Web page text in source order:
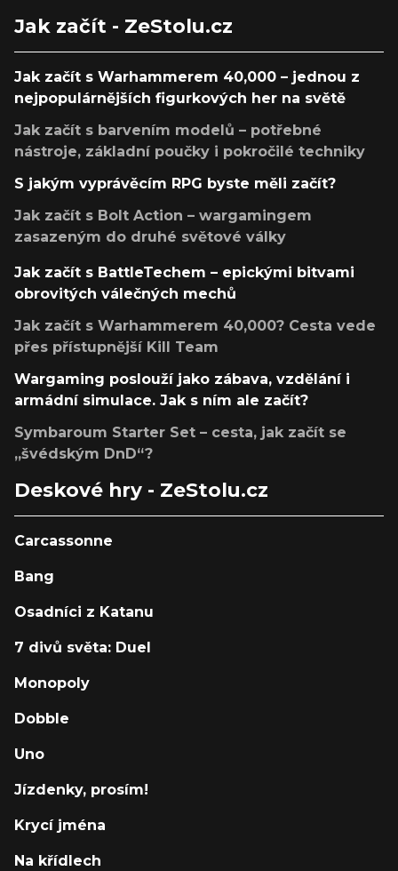
Jak začít - ZeStolu.cz
Jak začít s Warhammerem 40,000 – jednou z
nejpopulárnějších figurkových her na světě
Jak začít s barvením modelů – potřebné
nástroje, základní poučky i pokročilé techniky
S jakým vyprávěcím RPG byste měli začít?
Jak začít s Bolt Action – wargamingem
zasazeným do druhé světové války
Jak začít s BattleTechem – epickými bitvami
obrovitých válečných mechů
Jak začít s Warhammerem 40,000? Cesta vede
přes přístupnější Kill Team
Wargaming poslouží jako zábava, vzdělání i
armádní simulace. Jak s ním ale začít?
Symbaroum Starter Set – cesta, jak začít se
„švédským DnD“?
Deskové hry - ZeStolu.cz
Carcassonne
Bang
Osadníci z Katanu
7 divů světa: Duel
Monopoly
Dobble
Uno
Jízdenky, prosím!
Krycí jména
Na křídlech